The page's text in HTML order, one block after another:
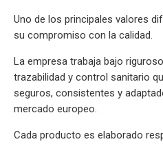
Uno de los principales valores
su compromiso con la calidad.
La empresa trabaja bajo
trazabilidad y control sanitario
seguros, consistentes y
mercado europeo.
Cada producto es elaborado